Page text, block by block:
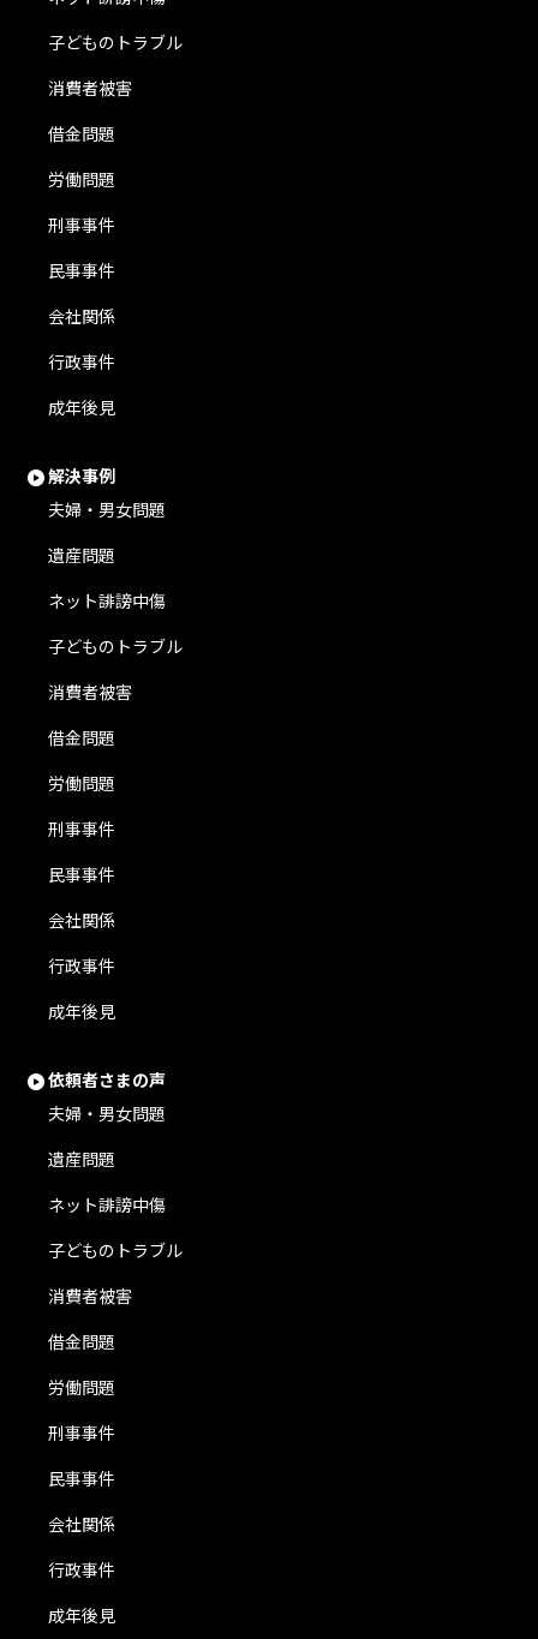
子どものトラブル
消費者被害
借金問題
労働問題
刑事事件
民事事件
会社関係
行政事件
成年後見
解決事例
夫婦・男女問題
遺産問題
ネット誹謗中傷
子どものトラブル
消費者被害
借金問題
労働問題
刑事事件
民事事件
会社関係
行政事件
成年後見
依頼者さまの声
夫婦・男女問題
遺産問題
ネット誹謗中傷
子どものトラブル
消費者被害
借金問題
労働問題
刑事事件
民事事件
会社関係
行政事件
成年後見